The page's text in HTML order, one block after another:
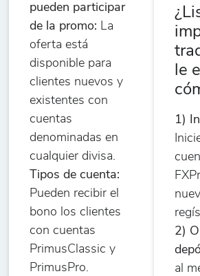
pueden participar
de la promo: La
oferta está
disponible para
clientes nuevos y
existentes con
cuentas
denominadas en
cualquier divisa.
Tipos de cuenta:
Pueden recibir el
bono los clientes
con cuentas
PrimusClassic y
PrimusPro.
le
1)
2)
al